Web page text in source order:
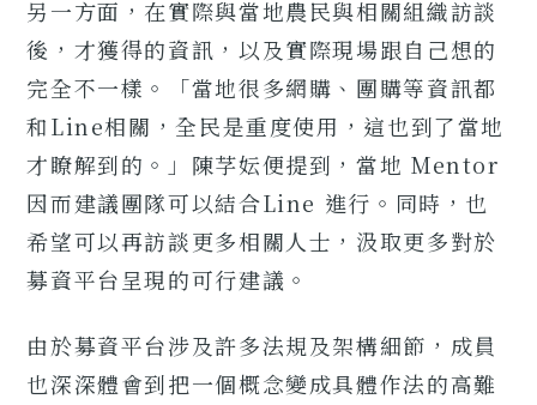
另一方面，在實際與當地農民與相關組織訪談
後，才獲得的資訊，以及實際現場跟自己想的
完全不一樣。「當地很多網購、團購等資訊都
和Line相關，全民是重度使用，這也到了當地
才瞭解到的。」陳芓妘便提到，當地 Mentor
因而建議團隊可以結合Line 進行。同時，也
希望可以再訪談更多相關人士，汲取更多對於
募資平台呈現的可行建議。
由於募資平台涉及許多法規及架構細節，成員
也深深體會到把一個概念變成具體作法的高難